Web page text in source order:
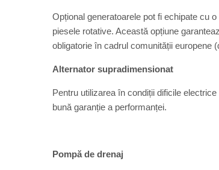
Opțional generatoarele pot fi echipate cu
piesele rotative. Această opțiune
obligatorie în cadrul comunității europene
Alternator supradimensionat
Pentru utilizarea în condiții dificile
bună garanție a performanței.
Pompă de drenaj